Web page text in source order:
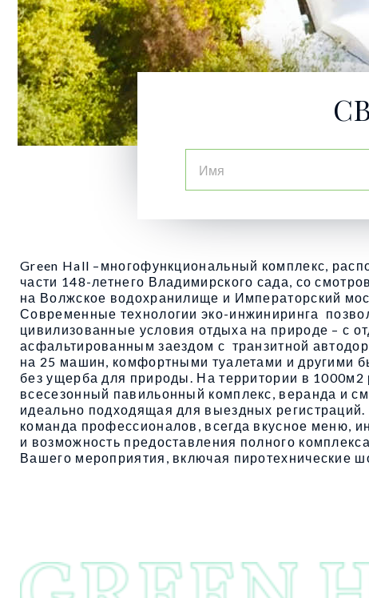
Green Hall –многофункциональный комплекс,
части 148-летнего Владимирского сада, со
на Волжское водохранилище и Императорский
Современные технологии эко-инжиниринга
цивилизованные условия отдыха на природе – с
асфальтированным заездом с транзитной
на 25 машин, комфортными туалетами и другими
без ущерба для природы. На территории в
всесезонный павильонный комплекс, веранда и
идеально подходящая для выездных регистраций.
команда профессионалов, всегда вкусное меню,
и возможность предоставления полного
Вашего мероприятия, включая пиротехнические